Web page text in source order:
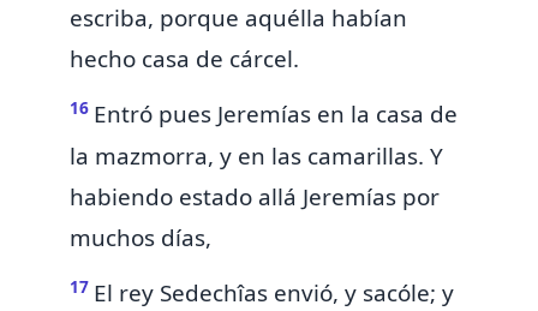
escriba, porque aquélla habían
hecho casa de cárcel.
16 Entró pues Jeremías en la casa de
la mazmorra, y en las camarillas. Y
habiendo estado allá Jeremías por
muchos días,
17 El rey Sedechîas envió, y sacóle; y